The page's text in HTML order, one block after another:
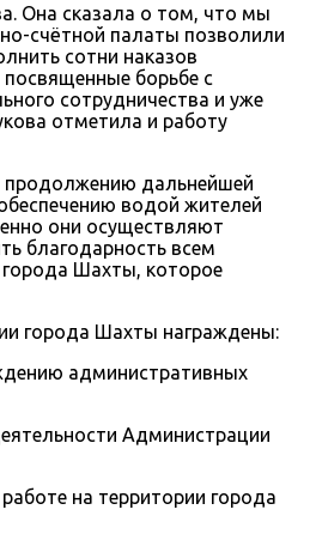
Она сказала о том, что мы
счётной палаты позволили
сотни наказов
борьбе с
сотрудничества и уже
отметила и работу
продолжению дальнейшей
водой жителей
они осуществляют
благодарность всем
Шахты, которое
города Шахты награждены:
административных
Администрации
на территории города